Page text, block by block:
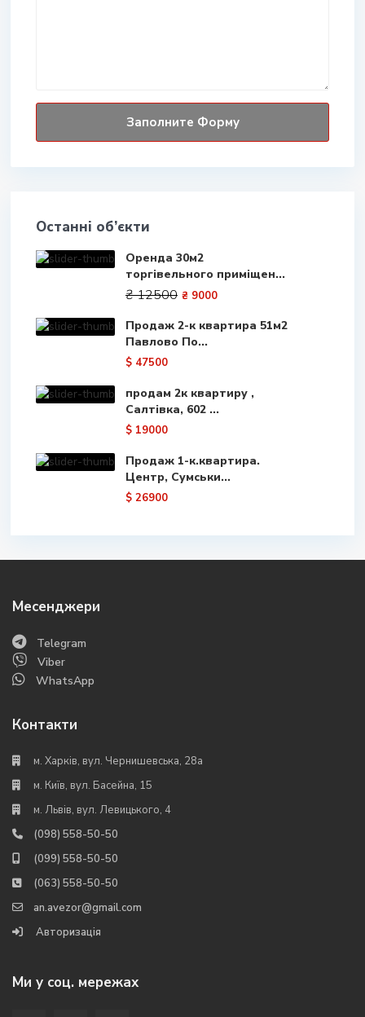
Останні об’єкти
Оренда 30м2
торгівельного приміщен...
₴ 12500 ₴ 9000
Продаж 2-к квартира 51м2
Павлово По...
$ 47500
продам 2к квартиру ,
Салтівка, 602 ...
$ 19000
Продаж 1-к.квартира.
Центр, Сумськи...
$ 26900
Месенджери
Telegram
Viber
WhatsApp
Контакти
м. Харків, вул. Чернишевська, 28а
м. Київ, вул. Басейна, 15
м. Львів, вул. Левицького, 4
(098) 558-50-50
(099) 558-50-50
(063) 558-50-50
an.avezor@gmail.com
Авторизація
Ми у соц. мережах